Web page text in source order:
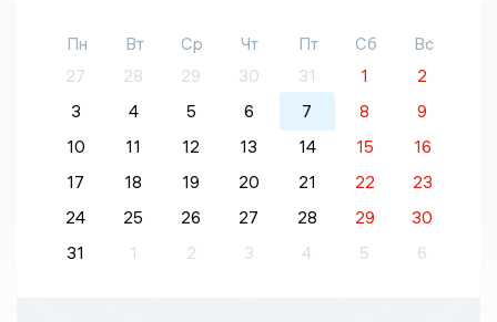
Пн Вт Ср Чт Пт Сб
Вс
27
28 29 30 31 1
2
3
4 5 6 7 8
9
10
11 12 13 14 15
16
17
18 19 20 21 22
23
24
25 26 27 28 29
30
31
1 2 3 4 5 6